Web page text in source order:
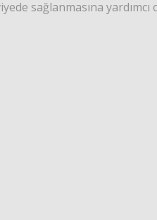
sağlanmasına yardımcı